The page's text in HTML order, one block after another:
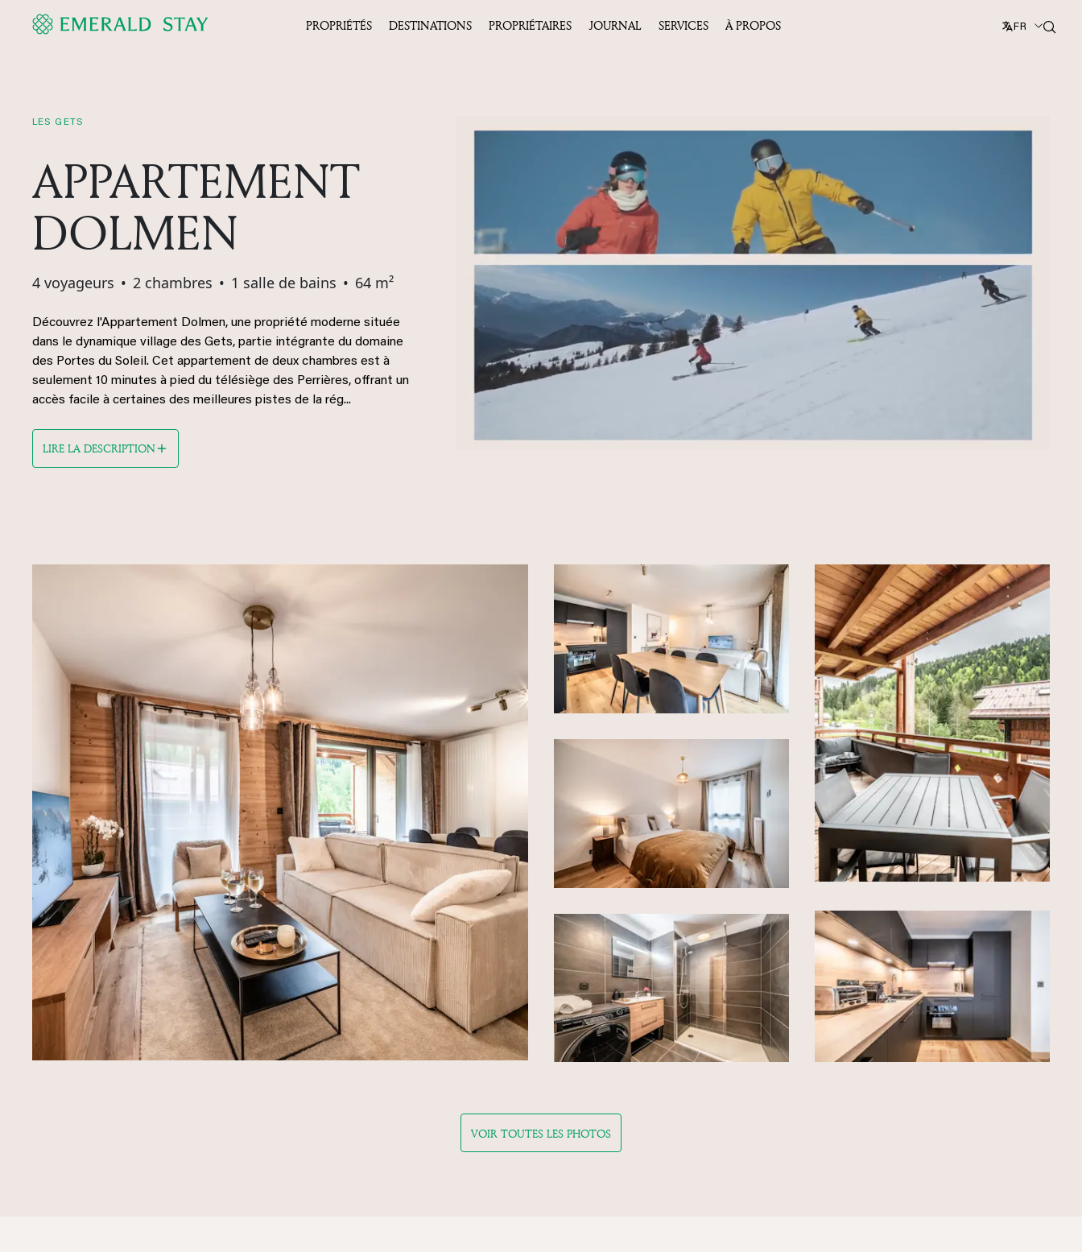
FR
PROPRIÉTÉS DESTINATIONS PROPRIÉTAIRES JOURNAL SERVICES À PROPOS
LES GETS
APPARTEMENT
DOLMEN
4 voyageurs • 2 chambres • 1 salle de bains • 64 m²
Découvrez l'Appartement Dolmen, une propriété moderne située
dans le dynamique village des Gets, partie intégrante du domaine
des Portes du Soleil. Cet appartement de deux chambres est à
seulement 10 minutes à pied du télésiège des Perrières, offrant un
accès facile à certaines des meilleures pistes de la rég...
LIRE LA DESCRIPTION
VOIR TOUTES LES PHOTOS